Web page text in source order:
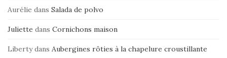
Aurélie dans Salada de polvo
Juliette dans Cornichons maison
Libertydans Aubergines rôties à la chapelure croustillante